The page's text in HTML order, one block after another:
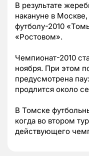
В результате
накануне в
футболу-2010
«Ростовом».
Чемпионат-2010
ноября. При этом
предусмотрена
продлится около
В Томске
когда во втором
действующего